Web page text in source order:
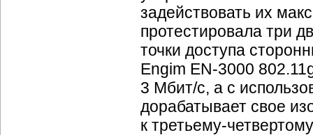
задействовать их
протестировала три
точки доступа
Engim EN-3000
3 Мбит/c, а с
дорабатывает свое
к третьему-четвертому